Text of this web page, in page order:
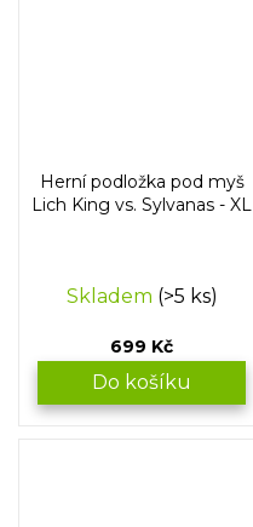
Herní podložka pod myš
Lich King vs. Sylvanas - XL
Skladem (>5 ks)
699 Kč
Do košíku